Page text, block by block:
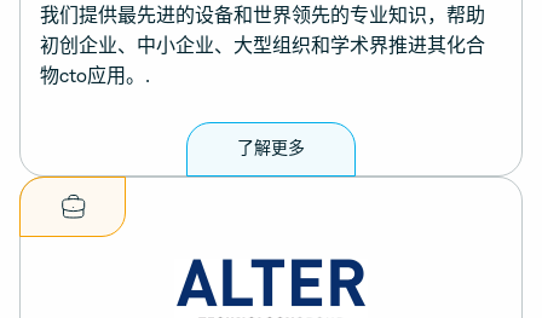
我们提供最先进的设备和世界领先的专业知识，帮助
初创企业、中小企业、大型组织和学术界推进其化合
物cto应用。.
了解更多